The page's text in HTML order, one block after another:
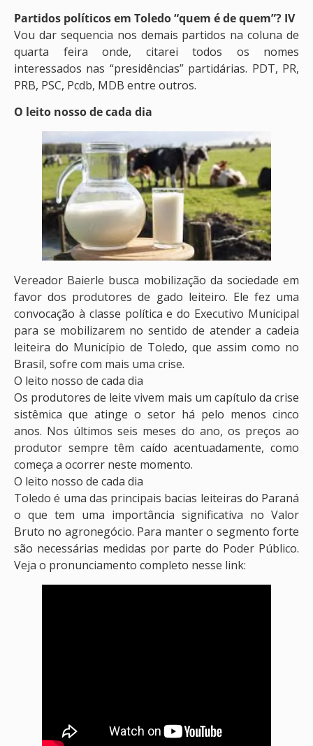
Partidos políticos em Toledo “quem é de quem”? IV
Vou dar sequencia nos demais partidos na coluna de
quarta feira onde, citarei todos os nomes
interessados nas “presidências” partidárias. PDT, PR,
PRB, PSC, Pcdb, MDB entre outros.
O leito nosso de cada dia
Vereador Baierle busca mobilização da sociedade em
favor dos produtores de gado leiteiro. Ele fez uma
convocação à classe política e do Executivo Municipal
para se mobilizarem no sentido de atender a cadeia
leiteira do Município de Toledo, que assim como no
Brasil, sofre com mais uma crise.
O leito nosso de cada dia
Os produtores de leite vivem mais um capítulo da crise
sistêmica que atinge o setor há pelo menos cinco
anos. Nos últimos seis meses do ano, os preços ao
produtor sempre têm caído acentuadamente, como
começa a ocorrer neste momento.
O leito nosso de cada dia
Toledo é uma das principais bacias leiteiras do Paraná
o que tem uma importância significativa no Valor
Bruto no agronegócio. Para manter o segmento forte
são necessárias medidas por parte do Poder Público.
Veja o pronunciamento completo nesse link: